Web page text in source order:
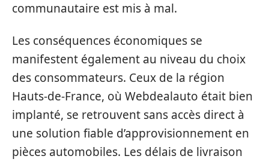
communautaire est mis à mal.
Les conséquences économiques se
manifestent également au niveau du choix
des consommateurs. Ceux de la région
Hauts-de-France, où Webdealauto était bien
implanté, se retrouvent sans accès direct à
une solution fiable d’approvisionnement en
pièces automobiles. Les délais de livraison